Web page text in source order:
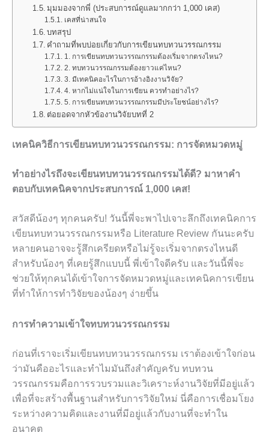
มุมมองจากพี่ (ประสบการณ์ดูแลมากกว่า 1,000 เคส)
เคสที่น่าสนใจ
บทสรุป
คำถามที่พบบ่อยเกี่ยวกับการเขียนทบทวนวรรณกรรม
1. การเขียนทบทวนวรรณกรรมต้องเริ่มจากตรงไหน?
2. ทบทวนวรรณกรรมต้องยาวแค่ไหน?
3. มีเทคนิคอะไรในการอ้างอิงงานวิจัย?
4. หากไม่แน่ใจในการเขียน ควรทำอย่างไร?
5. การเขียนทบทวนวรรณกรรมมีประโยชน์อย่างไร?
ต่อยอดจากหัวข้องานวิจัยบทที่ 2
เทคนิควิธีการเขียนทบทวนวรรณกรรม: การจัดหมวดหมู่
ทำอย่างไรถึงจะเขียนทบทวนวรรณกรรมได้ดี? มาหาคำ
ตอบกับเทคนิคจากประสบการณ์ 1,000 เคส!
สวัสดีน้องๆ ทุกคนครับ! วันนี้พี่จะพาไปเจาะลึกถึงเทคนิคการ
เขียนทบทวนวรรณกรรมหรือ Literature Review กันนะครับ
หลายคนอาจจะรู้สึกเครียดหรือไม่รู้จะเริ่มจากตรงไหนดี
สำหรับน้องๆ ที่เคยรู้สึกแบบนี้ พี่เข้าใจดีครับ และวันนี้พี่จะ
ช่วยให้ทุกคนได้เข้าใจการจัดหมวดหมู่และเทคนิคการเขียน
ที่ทำให้การทำวิจัยของน้องๆ ง่ายขึ้น
การทำความเข้าใจทบทวนวรรณกรรม
ก่อนที่เราจะเริ่มเขียนทบทวนวรรณกรรม เราต้องเข้าใจก่อน
ว่ามันคืออะไรและทำไมมันถึงสำคัญครับ ทบทวน
วรรณกรรมคือการรวบรวมและวิเคราะห์งานวิจัยที่มีอยู่แล้ว
เพื่อที่จะสร้างพื้นฐานสำหรับการวิจัยใหม่ นี่คือการเชื่อมโยง
ระหว่างความคิดและงานที่มีอยู่แล้วกับงานที่จะทำใน
อนาคต